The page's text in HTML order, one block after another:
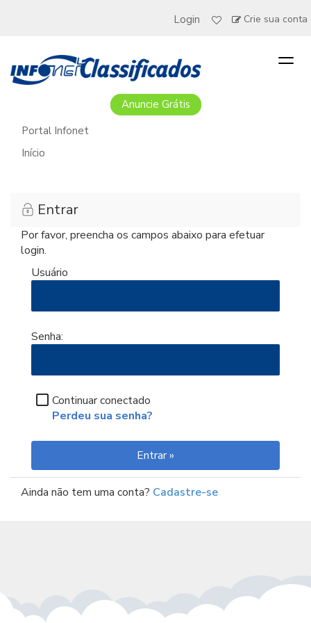
Login Crie sua conta
Anuncie Grátis
Portal Infonet
Início
Entrar
Por favor, preencha os campos abaixo para efetuar
login.
Usuário
Senha:
Continuar conectado
Perdeu sua senha?
Ainda não tem uma conta? Cadastre-se